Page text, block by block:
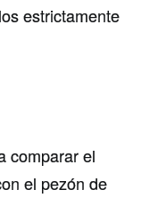
estrictamente
comparar el
el pezón de